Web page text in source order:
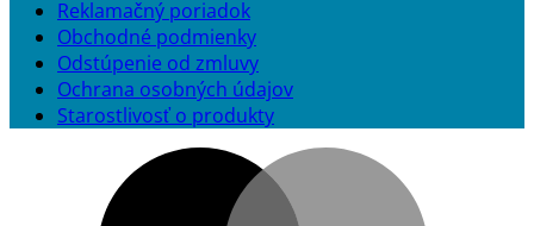
Reklamačný poriadok
Obchodné podmienky
Odstúpenie od zmluvy
Ochrana osobných údajov
Starostlivosť o produkty